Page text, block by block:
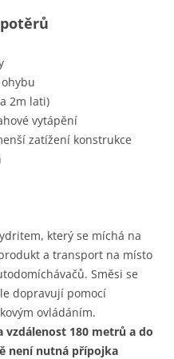
2m lati)
vytápění
zatížení konstrukce
který se míchá na
a transport na místo
Směsi se
dopravují pomocí
ovládáním.
vzdálenost 180 metrů a do
není nutná přípojka